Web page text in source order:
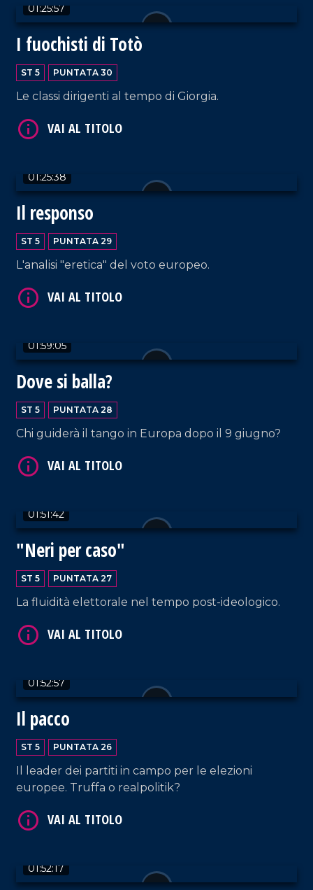
01:25:57
I fuochisti di Totò
ST 5 PUNTATA 30
Le classi dirigenti al tempo di Giorgia.
01:25:38
Il responso
ST 5 PUNTATA 29
L'analisi "eretica" del voto europeo.
VAI AL TITOLO
01:59:05
Dove si balla?
ST 5 PUNTATA 28
Chi guiderà il tango in Europa dopo il 9 giugno?
VAI AL TITOLO
01:51:42
"Neri per caso"
ST 5 PUNTATA 27
La fluidità elettorale nel tempo post-ideologico.
01:52:57
Il pacco
ST 5 PUNTATA 26
Il leader dei partiti in campo per le elezioni
europee. Truffa o realpolitik?
VAI AL TITOLO
01:52:17
VAI AL TITOLO
VAI AL TITOLO
VAI AL TITOLO